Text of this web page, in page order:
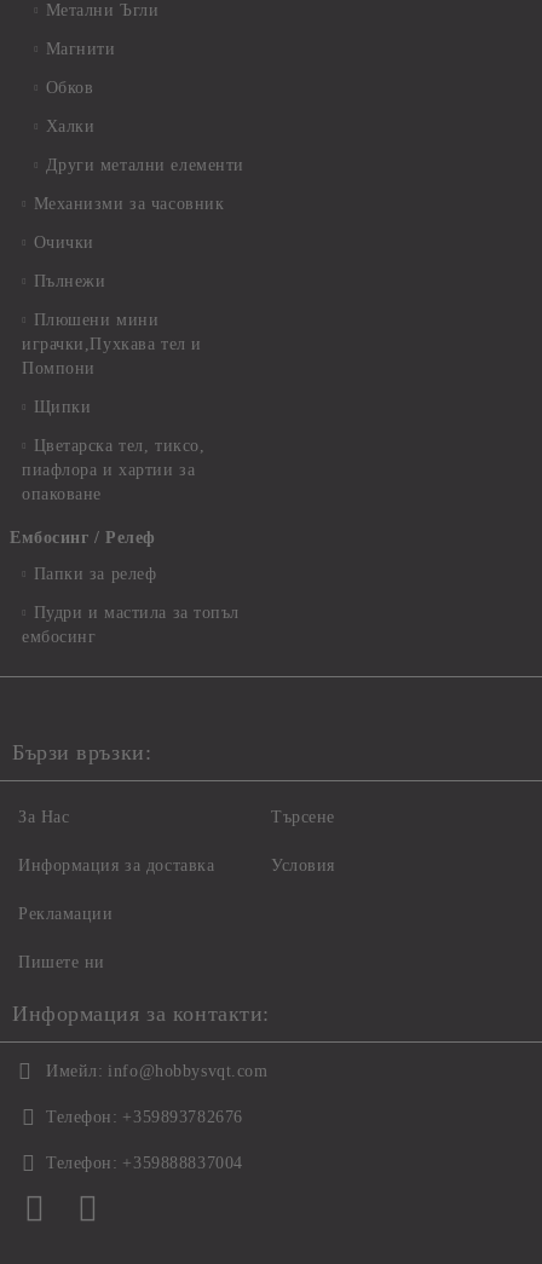
Метални Ъгли
Магнити
Обков
Халки
Други метални елементи
Механизми за часовник
Очички
Пълнежи
Плюшени мини
играчки,Пухкава тел и
Помпони
Щипки
Цветарска тел, тиксо,
пиафлора и хартии за
опаковане
Ембосинг / Релеф
Папки за релеф
Пудри и мастила за топъл
ембосинг
Бързи връзки:
За Нас
Информация за доставка
Рекламации
Пишете ни
Търсене
Условия
Информация за контакти:
Имейл: info@hobbysvqt.com
Телефон: +359893782676
Телефон: +359888837004